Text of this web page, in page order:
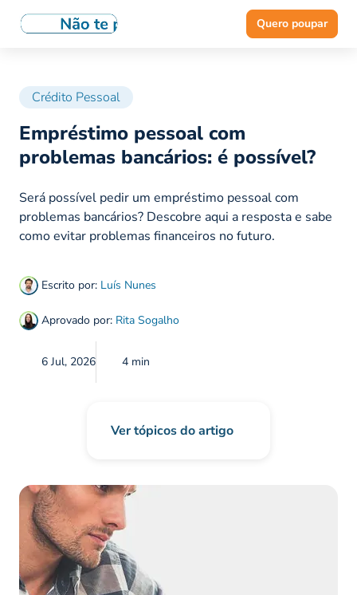
Quero poupar
Crédito Pessoal
Empréstimo pessoal com
problemas bancários: é possível?
Escrito por: Luís Nunes
Aprovado por: Rita Sogalho
6 Jul, 2026 4 min
Será possível pedir um empréstimo pessoal com
problemas bancários? Descobre aqui a resposta e sabe
como evitar problemas financeiros no futuro.
Ver tópicos do artigo